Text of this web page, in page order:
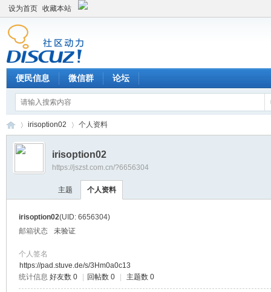
设为首页 收藏本站
便民信息 微信群 论坛
›
irisoption02 个人资料
irisoption02
https://jszst.com.cn/?6656304
主题 个人资料
irisoption02(UID: 6656304)
邮箱状态
未验证
个人签名
https://pad.stuve.de/s/3Hm0a0c13
统计信息 好友数 0 回帖数 0 主题数 0